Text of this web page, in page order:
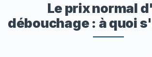
Le prix normal
débouchage : à quoi